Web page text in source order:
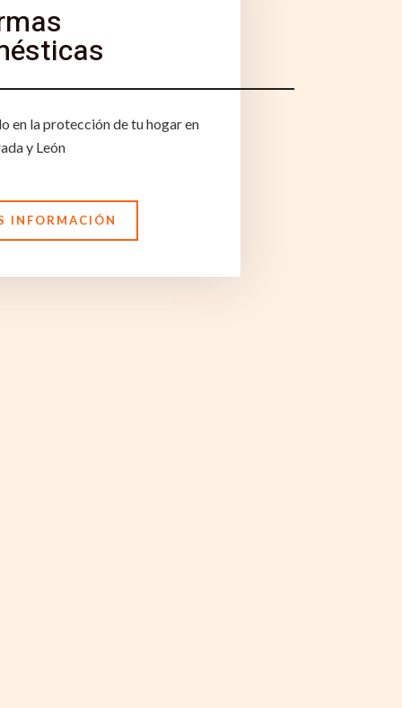
en la protección de tu hogar en
y León
INFORMACIÓN